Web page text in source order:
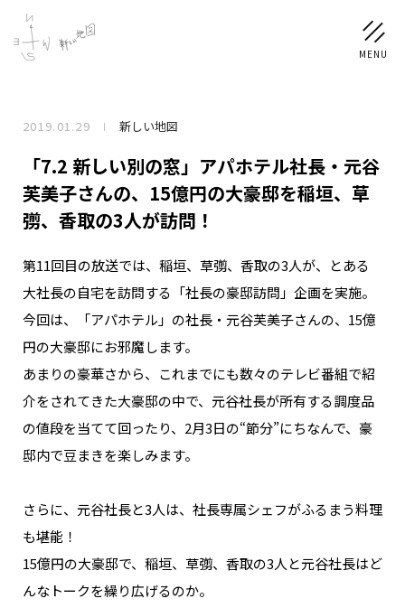
NEWS
SCHEDULE
稲垣 吾郎 草彅 剛 香取 慎吾
DISCOGRAPHY
CHIZUSHOP
NAKAMA入会
FAQ
2019.01.29 新しい地図
「7.2 新しい別の窓」アパホテル社長・元谷
芙美子さんの、15億円の大豪邸を稲垣、草
彅、香取の3人が訪問！
第11回目の放送では、稲垣、草彅、香取の3人が、とある
大社長の自宅を訪問する「社長の豪邸訪問」企画を実施。
今回は、「アパホテル」の社長・元谷芙美子さんの、15億
円の大豪邸にお邪魔します。
あまりの豪華さから、これまでにも数々のテレビ番組で紹
介をされてきた大豪邸の中で、元谷社長が所有する調度品
の値段を当てて回ったり、2月3日の“節分”にちなんで、豪
邸内で豆まきを楽しみます。
さらに、元谷社長と3人は、社長専属シェフがふるまう料理
も堪能！
15億円の大豪邸で、稲垣、草彅、香取の3人と元谷社長はど
んなトークを繰り広げるのか。